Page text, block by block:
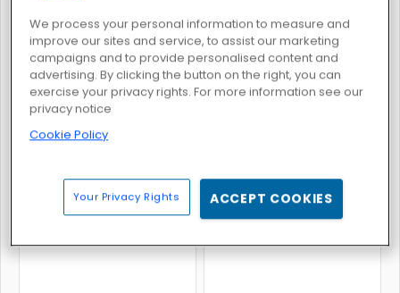
Obby on a Bike Italian Brainrot Bike Rush
We process your personal information to measure and
improve our sites and service, to assist our marketing
campaigns and to provide personalised content and
advertising. By clicking the button on the right, you can
exercise your privacy rights. For more information see our
privacy notice
Cookie Policy
Your Privacy Rights ACCEPT COOKIES